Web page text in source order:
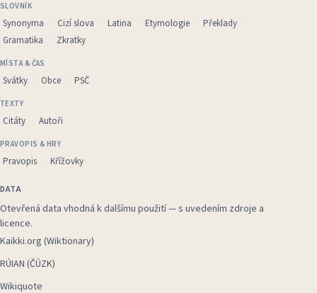
SLOVNÍK
Synonyma Cizí slova Latina Etymologie
Překlady
Gramatika
Zkratky
MÍSTA & ČAS
Svátky Obce PSČ
TEXTY
Citáty Autoři
PRAVOPIS & HRY
Pravopis Křížovky
DATA
Otevřená data vhodná k dalšímu použití — s uvedením zdroje a
licence.
Kaikki.org (Wiktionary)
RÚIAN (ČÚZK)
Wikiquote